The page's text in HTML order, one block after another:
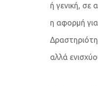
ή γενική, σε
η αφορμή
αλλά